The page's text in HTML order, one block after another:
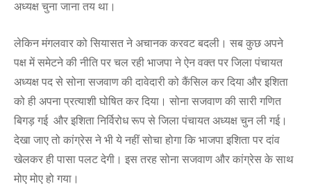
अध्यक्ष चुना जाना तय था।
लेकिन मंगलवार को सियासत ने अचानक करवट बदली। सब कुछ अपने
पक्ष में समेटने की नीति पर चल रही भाजपा ने ऐन वक्त पर जिला पंचायत
अध्यक्ष पद से सोना सजवाण की दावेदारी को कैंसिल कर दिया और इशिता
को ही अपना प्रत्याशी घोषित कर दिया। सोना सजवाण की सारी गणित
बिगड़ गई और इशिता निर्विरोध रूप से जिला पंचायत अध्यक्ष चुन ली गई।
देखा जाए तो कांग्रेस ने भी ये नहीं सोचा होगा कि भाजपा इशिता पर दांव
खेलकर ही पासा पलट देगी। इस तरह सोना सजवाण और कांग्रेस के साथ
मोए मोए हो गया।